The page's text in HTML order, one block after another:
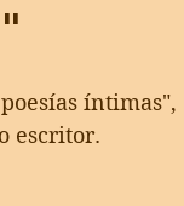
íntimas",
escritor.